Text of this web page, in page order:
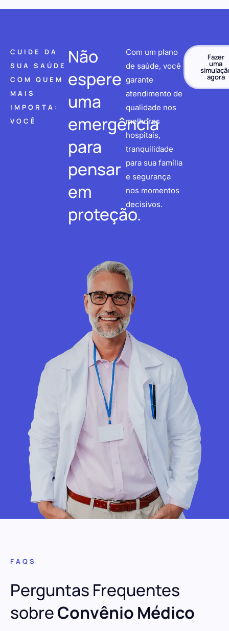
CUIDE DA
SUA SAÚDE
COM QUEM
MAIS
IMPORTA:
VOCÊ
Não
espere
uma
emergência
para
pensar
em
proteção.
Com um plano
de saúde, você
garante
atendimento de
qualidade nos
melhores
hospitais,
tranquilidade
para sua família
e segurança
nos momentos
decisivos.
Fazer
uma
agora
FAQS
Perguntas Frequentes
sobreConvênio Médico